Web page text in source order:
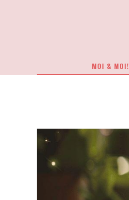
MOI & MOI!